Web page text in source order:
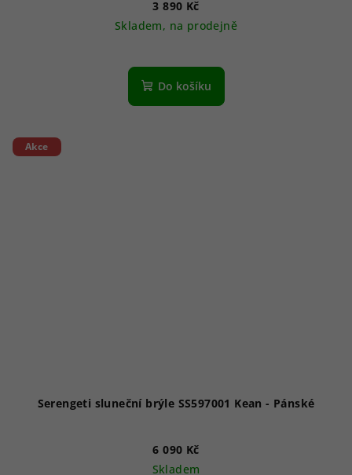
3 890 Kč
Skladem, na prodejně
Do košíku
Akce
Serengeti sluneční brýle SS597001 Kean - Pánské
6 090 Kč
Skladem